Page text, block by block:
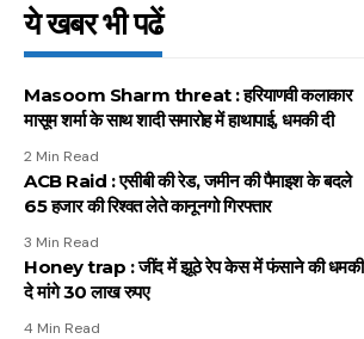
ये खबर भी पढें
Masoom Sharm threat : हरियाणवी कलाकार
मासूम शर्मा के साथ शादी समारोह में हाथापाई, धमकी दी
2 Min Read
ACB Raid : एसीबी की रेड, जमीन की पैमाइश के बदले
65 हजार की रिश्वत लेते कानूनगो गिरफ्तार
3 Min Read
Honey trap : जींद में झूठे रेप केस में फंसाने की धमकी
दे मांगे 30 लाख रुपए
4 Min Read